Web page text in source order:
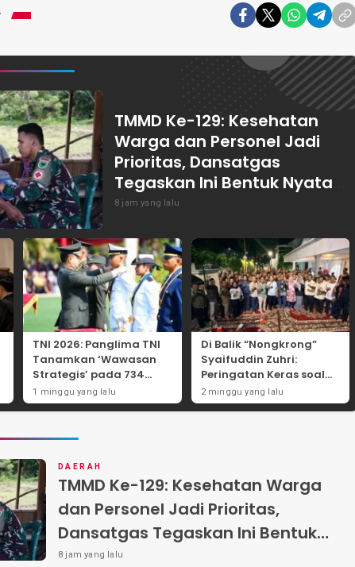
TMMD Ke-129: Kesehatan
Warga dan Personel Jadi
Prioritas, Dansatgas
Tegaskan Ini Bentuk Nyata
Kemanunggalan
8 jam yang lalu
TNI 2026: Panglima TNI
Tanamkan ‘Wawasan
Strategis’ pada 734
Perwira Baru, Tekankan
Netralitas dan
1 minggu yang lalu
Di Balik “Nongkrong”
Syaifuddin Zuhri:
Peringatan Keras soal
Pungli Administrasi dan
Batas Tegas Iuran
2 minggu yang lalu
DAERAH
TMMD Ke-129: Kesehatan Warga
dan Personel Jadi Prioritas,
Dansatgas Tegaskan Ini Bentuk
Nyata Kemanunggalan
8 jam yang lalu